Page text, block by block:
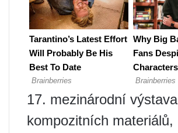
17. mezinárodní výstava
kompozitních materiálů,